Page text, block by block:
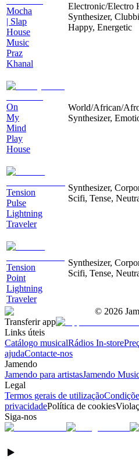
Mocha
| Slap
House
Music
Praz
Khanal
Electronic/Electro
Synthesizer,
Happy, Energetic
On
My
Mind
Play
House
World/African/
Synthesizer,
Tension
Pulse
Lightning
Traveler
Synthesizer,
Scifi, Tense,
Tension
Point
Lightning
Traveler
Synthesizer,
Scifi, Tense,
© 2026
Transferir app
Links úteis
Catálogo musicalRádios In-store
ajudaContacte-nos
Jamendo
Jamendo para artistasJamendo
Legal
Termos gerais de utilização
privacidadePolítica de cookies
Siga-nos